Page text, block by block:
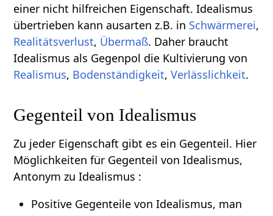
einer nicht hilfreichen Eigenschaft. Idealismus
übertrieben kann ausarten z.B. in Schwärmerei,
Realitätsverlust, Übermaß. Daher braucht
Idealismus als Gegenpol die Kultivierung von
Realismus, Bodenständigkeit,Verlässlichkeit.
Gegenteil von Idealismus
Zu jeder Eigenschaft gibt es ein Gegenteil. Hier
Möglichkeiten für Gegenteil von Idealismus,
Antonym zu Idealismus :
Positive Gegenteile von Idealismus, man